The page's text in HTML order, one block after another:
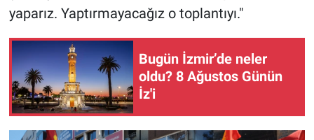
yaparız. Yaptırmayacağız o toplantıyı."
Bugün İzmir’de neler
oldu? 8 Ağustos Günün
İz'i